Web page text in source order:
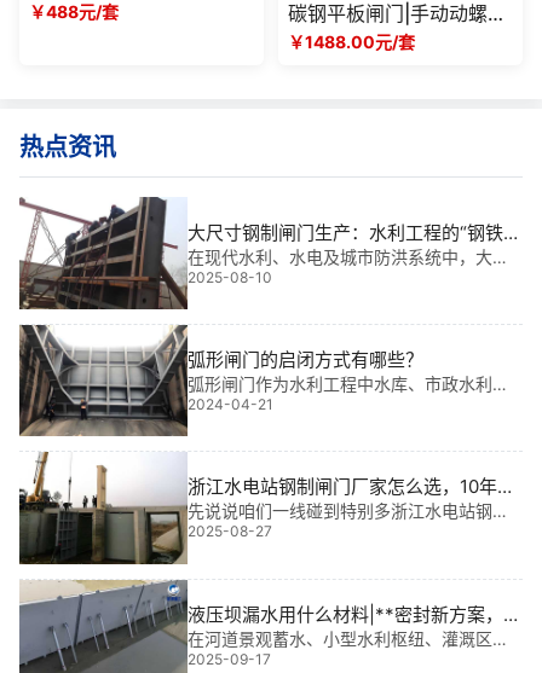
￥488元/套
碳钢平板闸门|手动动螺杆
启闭机|农田灌溉排水阀门
￥1488.00元/套
热点资讯
大尺寸钢制闸门生产：水利工程的“钢铁卫
士”
在现代水利、水电及城市防洪系统中，大尺
寸钢制闸门如同一座座沉默的“钢铁卫士”，守
护着江河湖海的安澜。它们不仅承载着调节
水流、防洪排涝的重任，更在水电站、船
闸、蓄水工程中发挥着不可替代的作用。而
“大尺寸
2025-08-10
弧形闸门的启闭方式有哪些？
弧形闸门作为水利工程中水库、市政水利、
溢流、泄洪的重要闸门，其启闭方式多种多
样，比如常见的有集成液压启闭机启闭、泵
站液压启闭机启闭、弧门卷扬启闭机启闭、
摇摆式螺杆启闭启闭，在此铄洋重工为您详
细说明。一、集成液压启闭机启闭方式集成
式液压启闭机是一种机电液一体的新型启闭
2024-04-21
浙江水电站钢制闸门厂家怎么选，10年实
践避坑指南
先说说咱们一线碰到特别多浙江水电站钢制
闸门的问题，你要是没踩过，那才叫怪。
个小型水电站，刚装完闸门，一放水就渗，
值班员天天拿桶接水。我过去一看，原来是
门叶和导轨之间间隙太大，而且密封条用的
是普通橡胶，经不起长期冲刷。这问题不是
2025-08-27
液压坝漏水用什么材料|**密封新方案，守
护每一分水
在河道景观蓄水、小型水利枢纽、灌溉区挡
水及城市河道治理中，液压坝的密封性能直
2025-09-17